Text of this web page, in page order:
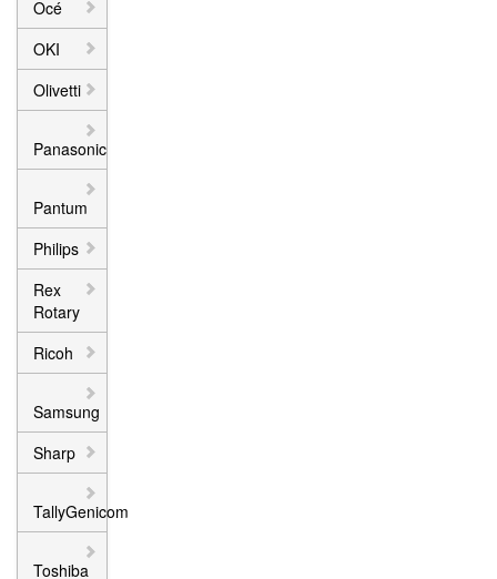
Océ
OKI
Olivetti
Panasonic
Pantum
Philips
Rex
Rotary
Ricoh
Samsung
Sharp
TallyGenicom
Toshiba